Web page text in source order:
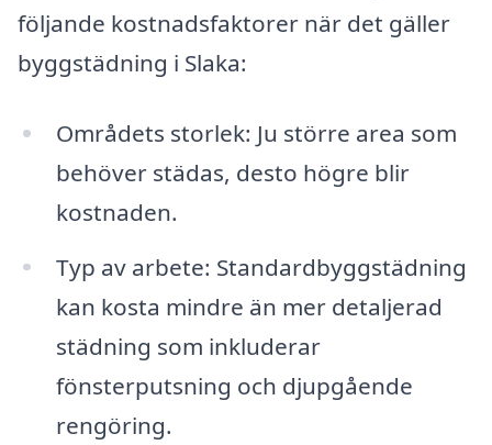
följande kostnadsfaktorer när det gäller
byggstädning i Slaka:
Områdets storlek: Ju större area som
behöver städas, desto högre blir
kostnaden.
Typ av arbete: Standardbyggstädning
kan kosta mindre än mer detaljerad
städning som inkluderar
fönsterputsning och djupgående
rengöring.